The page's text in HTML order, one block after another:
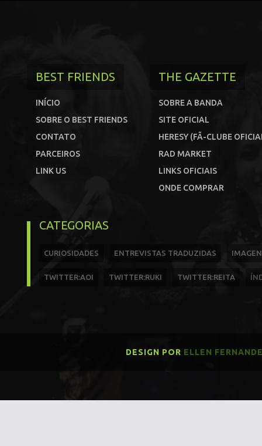
BEST FRIENDS
INÍCIO
SOBRE O BEST FRIENDS
CONTATO
PARCEIROS
LINK US
THE GAZETTE
SOBRE A BANDA
SITE OFICIAL
HERESY (FÃ-CLUBE
RAD MARKET
LINKS OFICIAIS
ONDE COMPRAR
CATEGORIAS
CURIOSIDADES ENTREVISTAS TRADUZIDAS
TWITTER:AOI TWITTER:RUKI TWITTER:REITA
DESIGN POR ELLEN